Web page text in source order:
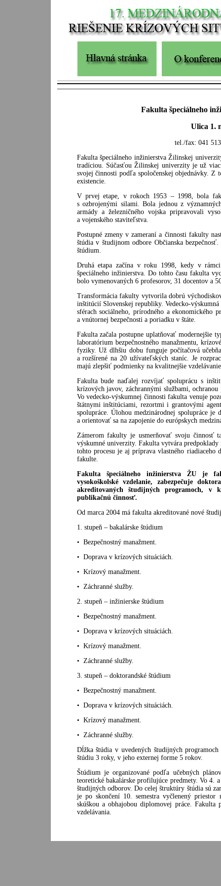
Fakulta špeciálneho
Ulica 1.
tel./fax: 041
Fakulta špeciálneho inžinierstva Žilinskej
tradíciou. Súčasťou Žilinskej univerzity je už
svojej činnosti podľa spoločenskej objednávky.
existencie.
V prvej etape, v rokoch 1953 – 1998, bola
s ozbrojenými silami. Bola jednou z
armády a železničného vojska pripravovali
a vojenského staviteľstva.
Postupné zmeny v zameraní a činnosti fakulty
štúdia v študijnom odbore Občianska
štúdium.
Druhá etapa začína v roku 1998, kedy v
špeciálneho inžinierstva. Do tohto času fakulta
bolo vymenovaných 6 profesorov, 31 docentov a
Transformácia fakulty vytvorila dobrú
inštitúcií Slovenskej republiky. Vedecko-
sférach sociálneho, prírodného a ekonomického
a vnútornej bezpečnosti a poriadku v štáte.
Fakulta začala postupne uplatňovať modernejšie
laboratórium bezpečnostného manažmentu,
fyziky. Už dlhšiu dobu funguje počítačová
a rozšírené na 20 užívateľských staníc. Je
majú zlepšiť podmienky na kvalitnejšie
Fakulta bude naďalej rozvíjať spoluprácu s
krízových javov, záchrannými službami,
Vo vedecko-výskumnej činnosti fakulta venuje
štátnymi inštitúciami, rezortmi i grantovými
spolupráce. Úlohou medzinárodnej spolupráce
a orientovať sa na zapojenie do európskych
Zámerom fakulty je usmerňovať svoju činnosť
výskumné univerzity. Fakulta vytvára
tohto procesu je aj príprava vlastného riadiaceho
fakulte.
Fakulta špeciálneho inžinierstva ŽU je
vysokoškolské vzdelanie, zabezpečuje
akreditovaných študijných programoch, v
publikačnú činnosť.
Od marca 2004 má fakulta akreditované nové
1. stupeň – bakalárske štúdium
• Bezpečnostný manažment.
• Doprava v krízových situáciách.
• Krízový manažment.
• Záchranné služby.
2. stupeň – inžinierske štúdium
• Bezpečnostný manažment.
• Doprava v krízových situáciách.
• Krízový manažment.
• Záchranné služby.
3. stupeň – doktorandské štúdium
• Bezpečnostný manažment.
• Doprava v krízových situáciách.
• Krízový manažment.
• Záchranné služby.
Dĺžka štúdia v uvedených študijných
štúdiu 3 roky, v jeho externej forme 5 rokov.
Štúdium je organizované podľa učebných
teoretické bakalárske profilujúce predmety. Vo 4.
študijných odborov. Do celej štruktúry štúdia sú
je po skončení 10. semestra vyčlenený priestor
skúškou a obhajobou diplomovej práce.
vzdelávania.